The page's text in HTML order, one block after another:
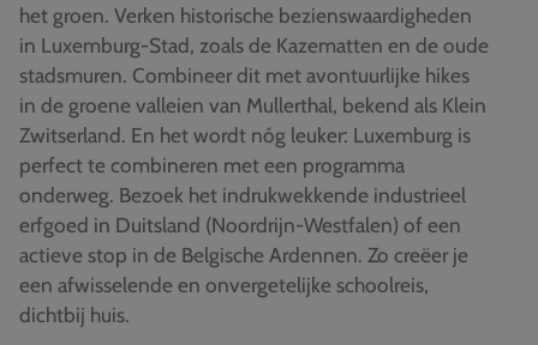
Nieuws
Vacatures
Contact
076 522 30 57
Klantportaal
het groen. Verken historische bezienswaardigheden
in Luxemburg-Stad, zoals de Kazematten en de oude
stadsmuren. Combineer dit met avontuurlijke hikes
in de groene valleien van Mullerthal, bekend als Klein
Zwitserland. En het wordt nóg leuker: Luxemburg is
perfect te combineren met een programma
onderweg. Bezoek het indrukwekkende industrieel
erfgoed in Duitsland (Noordrijn-Westfalen) of een
actieve stop in de Belgische Ardennen. Zo creëer je
een afwisselende en onvergetelijke schoolreis,
dichtbij huis.